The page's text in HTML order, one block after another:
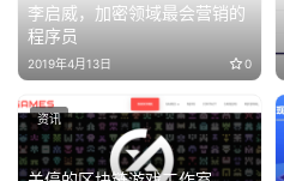
李启威，加密领域最会营销的
程序员
2019年4月13日 0
资讯